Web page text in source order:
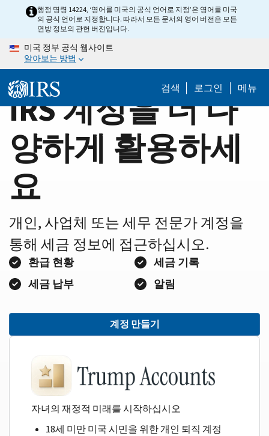
content
Home행정 명령 14224, ‘영어를 미국의 공식 언어로 지정’은 영어를 미국
의 공식 언어로 지정합니다. 따라서 모든 문서의 영어 버전은 모든
연방 정보의 관헌 버전입니다.
미국 정부 공식 웹사이트
알아보는 방법
검색 로그인 메뉴
IRS 계정을 더 다
양하게 활용하세
요
개인, 사업체 또는 세무 전문가 계정을
통해 세금 정보에 접근하십시오.
환급 현황
세금 기록
세금 납부
알림
계정 만들기
자녀의 재정적 미래를 시작하십시오
18세 미만 미국 시민을 위한 개인 퇴직 계정